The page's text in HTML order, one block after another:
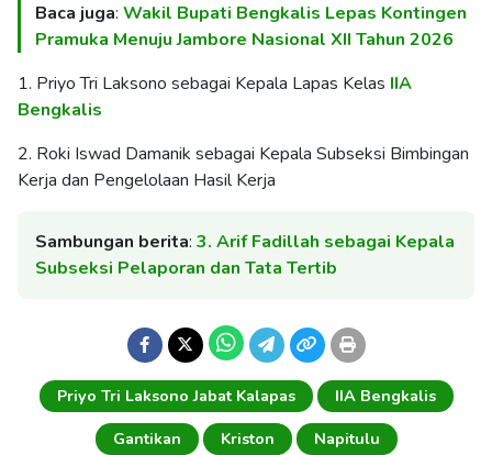
Baca juga: Wakil Bupati Bengkalis Lepas Kontingen
Pramuka Menuju Jambore Nasional XII Tahun 2026
1. Priyo Tri Laksono sebagai Kepala Lapas Kelas IIA
Bengkalis
2. Roki Iswad Damanik sebagai Kepala Subseksi Bimbingan
Kerja dan Pengelolaan Hasil Kerja
Sambungan berita: 3. Arif Fadillah sebagai Kepala
Subseksi Pelaporan dan Tata Tertib
Priyo Tri Laksono Jabat Kalapas
IIA Bengkalis
Gantikan
Kriston Napitulu